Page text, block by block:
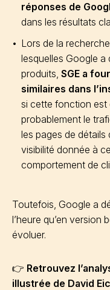
réponses de
dans les résultats
Lors de la
lesquelles Google a
produits, SGE a
similaires dans
si cette fonction est
probablement le
les pages de détails
visibilité donnée à
comportement de
Toutefois, Google a
l’heure qu’en version
évoluer.
👉 Retrouvez
illustrée de David